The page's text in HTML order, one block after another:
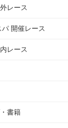
レース
パ 開催レース
レース
書籍